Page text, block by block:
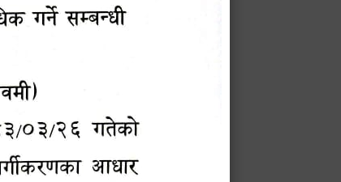
भानुभक्त थपलिया
Phone: ९८५५०१२७४२